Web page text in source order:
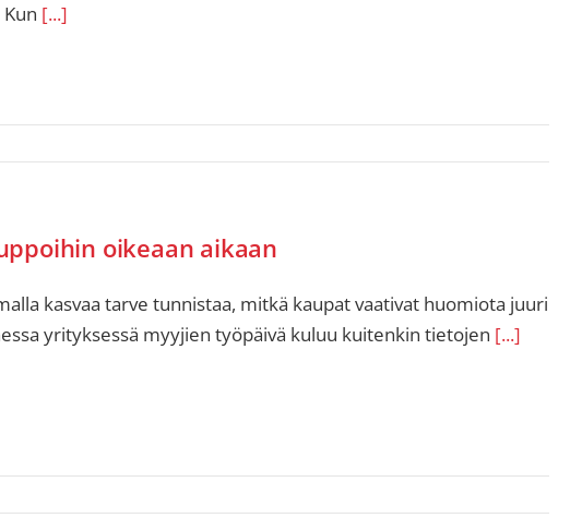
[...]
oikeaan aikaan
kasvaa tarve tunnistaa, mitkä kaupat vaativat huomiota juuri
yrityksessä myyjien työpäivä kuluu kuitenkin tietojen [...]